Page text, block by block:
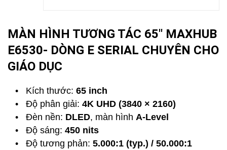
MÀN HÌNH TƯƠNG TÁC 65'' MAXHUB
E6530- DÒNG E SERIAL CHUYÊN CHO
GIÁO DỤC
• Kích thước: 65 inch
• Độ phân giải: 4K UHD (3840 × 2160)
• Đèn nền: DLED, màn hình A-Level
• Độ sáng: 450 nits
• Độ tương phản: 5.000:1 (typ.) / 50.000:1